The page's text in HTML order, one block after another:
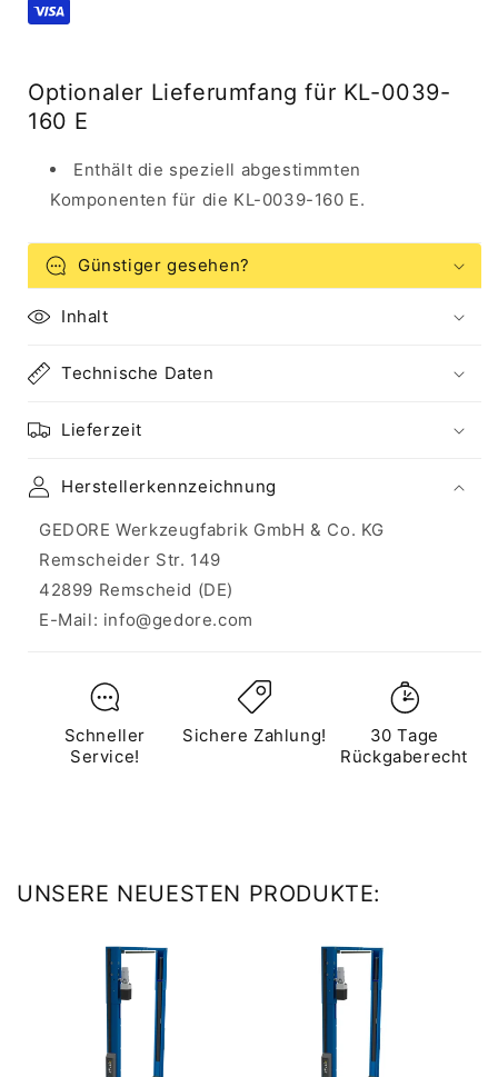
1674
Optionaler Lieferumfang für KL-0039-
160 E
Enthält die speziell abgestimmten
Komponenten für die KL-0039-160 E.
Günstiger gesehen?
Inhalt
Technische Daten
Lieferzeit
Herstellerkennzeichnung
GEDORE Werkzeugfabrik GmbH & Co. KG
Remscheider Str. 149
42899 Remscheid (DE)
E-Mail: info@gedore.com
Schneller
Service!
Sichere Zahlung!
30 Tage
Rückgaberecht
UNSERE NEUESTEN PRODUKTE: